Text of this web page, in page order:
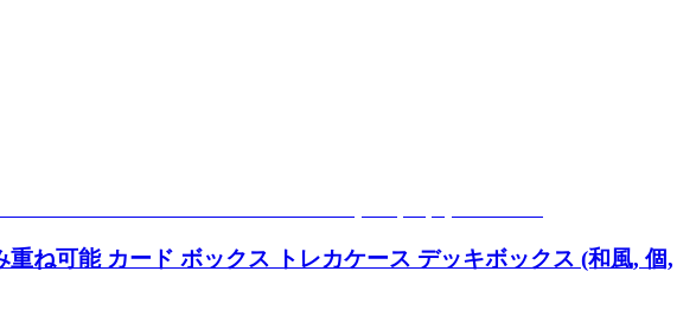
ね可能 カード ボックス トレカケース デッキボックス (和風, 個,